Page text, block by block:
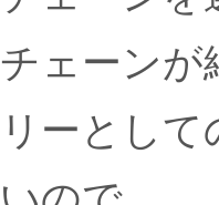
チェーンが
リーとし